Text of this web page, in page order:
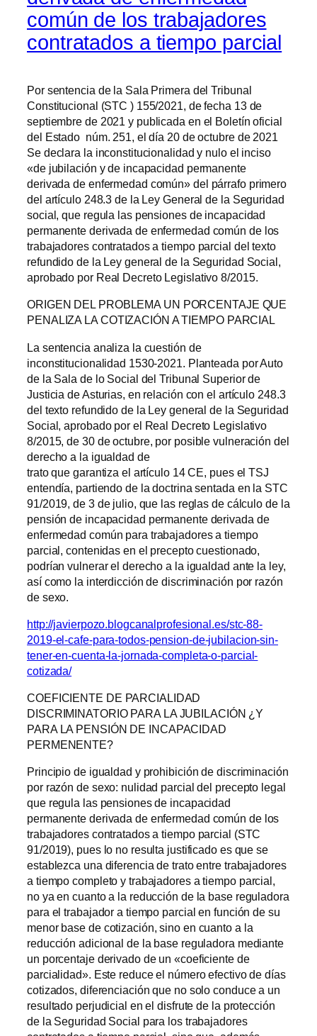
común de los trabajadores
contratados a tiempo parcial
Por sentencia de la Sala Primera del Tribunal
Constitucional (STC ) 155/2021, de fecha 13 de
septiembre de 2021 y publicada en el Boletín oficial
del Estado núm. 251, el día 20 de octubre de 2021
Se declara la inconstitucionalidad y nulo el inciso
«de jubilación y de incapacidad permanente
derivada de enfermedad común» del párrafo primero
del artículo 248.3 de la Ley General de la Seguridad
social, que regula las pensiones de incapacidad
permanente derivada de enfermedad común de los
trabajadores contratados a tiempo parcial del texto
refundido de la Ley general de la Seguridad Social,
aprobado por Real Decreto Legislativo 8/2015.
ORIGEN DEL PROBLEMA UN PORCENTAJE QUE
PENALIZA LA COTIZACIÓN A TIEMPO PARCIAL
La sentencia analiza la cuestión de
inconstitucionalidad 1530-2021. Planteada por Auto
de la Sala de lo Social del Tribunal Superior de
Justicia de Asturias, en relación con el artículo 248.3
del texto refundido de la Ley general de la Seguridad
Social, aprobado por el Real Decreto Legislativo
8/2015, de 30 de octubre, por posible vulneración del
derecho a la igualdad de
trato que garantiza el artículo 14 CE, pues el TSJ
entendía, partiendo de la doctrina sentada en la STC
91/2019, de 3 de julio, que las reglas de cálculo de la
pensión de incapacidad permanente derivada de
enfermedad común para trabajadores a tiempo
parcial, contenidas en el precepto cuestionado,
podrían vulnerar el derecho a la igualdad ante la ley,
así como la interdicción de discriminación por razón
de sexo.
http://javierpozo.blogcanalprofesional.es/stc-88-
2019-el-cafe-para-todos-pension-de-jubilacion-sin-
tener-en-cuenta-la-jornada-completa-o-parcial-
cotizada/
COEFICIENTE DE PARCIALIDAD
DISCRIMINATORIO PARA LA JUBILACIÓN ¿Y
PARA LA PENSIÓN DE INCAPACIDAD
PERMENENTE?
Principio de igualdad y prohibición de discriminación
por razón de sexo: nulidad parcial del precepto legal
que regula las pensiones de incapacidad
permanente derivada de enfermedad común de los
trabajadores contratados a tiempo parcial (STC
91/2019), pues lo no resulta justificado es que se
establezca una diferencia de trato entre trabajadores
a tiempo completo y trabajadores a tiempo parcial,
no ya en cuanto a la reducción de la base reguladora
para el trabajador a tiempo parcial en función de su
menor base de cotización, sino en cuanto a la
reducción adicional de la base reguladora mediante
un porcentaje derivado de un «coeficiente de
parcialidad». Este reduce el número efectivo de días
cotizados, diferenciación que no solo conduce a un
resultado perjudicial en el disfrute de la protección
de la Seguridad Social para los trabajadores